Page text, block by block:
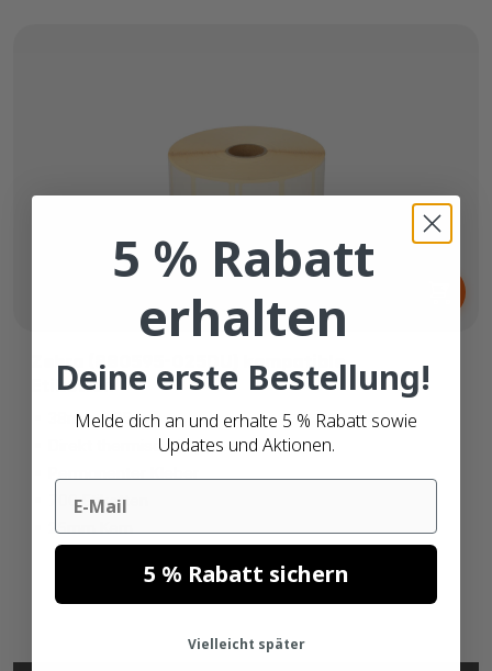
Zebra (880595-025DU) kompatible
Etiketten
38mm x 25mm
Direkt thermisch (top)
700 Etiketten
25mm Kern
5 % Rabatt
erhalten
Deine erste Bestellung!
Melde dich an und erhalte 5 % Rabatt sowie
Updates und Aktionen.
Email
5 % Rabatt sichern
Vielleicht später